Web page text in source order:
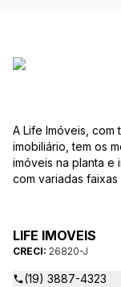
A Life Imóveis,
imobiliário, tem os
imóveis na planta e
com variadas
as suas dúvidas
comerciais e outros
LIFE IMOVEIS
CRECI: 26820-J
(19) 3887-4323